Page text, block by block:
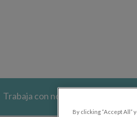
Trabaja con nosotros
By clicking “Accept All”